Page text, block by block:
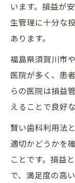
います。損益が
生管理に十分な
あります。
福島県須賀川市
医院が多く、患
らの医院は損益
えることで良好
賢い歯科利用法
適切かどうかを
ことです。損益
で、満足度の高